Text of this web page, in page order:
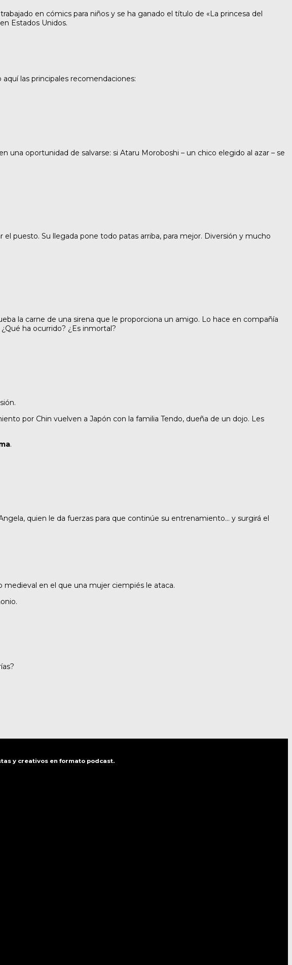
en cómics para niños y se ha ganado el título de «La princesa del
Estados Unidos.
las principales recomendaciones:
una oportunidad de salvarse: si Ataru Moroboshi – un chico elegido al azar – se
puesto. Su llegada pone todo patas arriba, para mejor. Diversión y mucho
la carne de una sirena que le proporciona un amigo. Lo hace en compañía
ha ocurrido? ¿Es inmortal?
por Chin vuelven a Japón con la familia Tendo, dueña de un dojo. Les
.
quien le da fuerzas para que continúe su entrenamiento… y surgirá el
medieval en el que una mujer ciempiés le ataca.
y creativos en formato podcast.